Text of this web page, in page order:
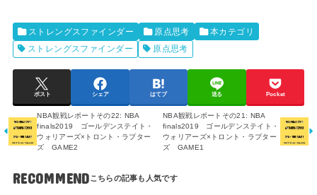
ストレングスファインダー 原点思考
本カテゴリ
ストレングスファインダー
原点思考
ポスト シェア はてブ 送る Pocket
NBA観戦レポートその22: NBA
finals2019 ゴールデンステイト・
ウォリアーズ×トロント・ラプター
ズ GAME2
NBA観戦レポートその21: NBA
finals2019 ゴールデンステイト・
ウォリアーズ×トロント・ラプター
ズ GAME1
RECOMMEND